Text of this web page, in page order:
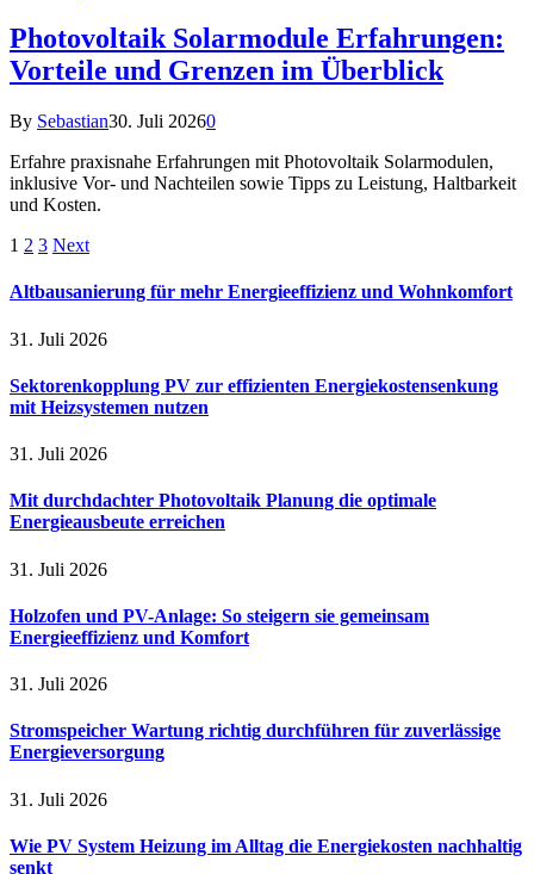
Photovoltaik Solarmodule Erfahrungen:
Vorteile und Grenzen im Überblick
By Sebastian30. Juli 20260
Erfahre praxisnahe Erfahrungen mit Photovoltaik Solarmodulen,
inklusive Vor- und Nachteilen sowie Tipps zu Leistung, Haltbarkeit
und Kosten.
1 2 3 Next
Altbausanierung für mehr Energieeffizienz und Wohnkomfort
31. Juli 2026
Sektorenkopplung PV zur effizienten Energiekostensenkung
mit Heizsystemen nutzen
31. Juli 2026
Mit durchdachter Photovoltaik Planung die optimale
Energieausbeute erreichen
31. Juli 2026
Holzofen und PV-Anlage: So steigern sie gemeinsam
Energieeffizienz und Komfort
31. Juli 2026
Stromspeicher Wartung richtig durchführen für zuverlässige
Energieversorgung
31. Juli 2026
Wie PV System Heizung im Alltag die Energiekosten nachhaltig
senkt